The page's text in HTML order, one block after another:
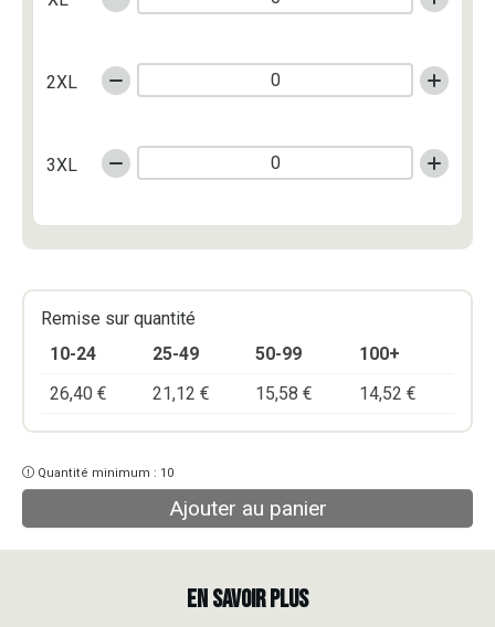
2XL
3XL
Remise sur quantité
10-24
25-49 50-99
100+
26,40 € 21,12 € 15,58 € 14,52 €
Quantité minimum : 10
Ajouter au panier
EN SAVOIR PLUS